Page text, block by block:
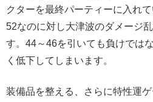
クターを最終パーティーに入れ
52なのに対し大津波のダメージ
す。44～46を引いても負けでは
く低下してしまいます。
装備品を整える、さらに特性運